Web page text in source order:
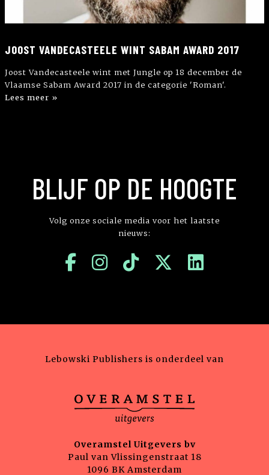
JOOST VANDECASTEELE WINT SABAM AWARD 2017
Joost Vandecasteele wint met Jungle op 18 december de
Vlaamse Sabam Award 2017 in de categorie 'Roman'.
Lees meer »
BLIJF OP DE HOOGTE
Volg onze sociale media voor het laatste
nieuws:
Lebowski Publishers is onderdeel van
Overamstel Uitgevers bv
Paul van Vlissingenstraat 18
1096 BK Amsterdam